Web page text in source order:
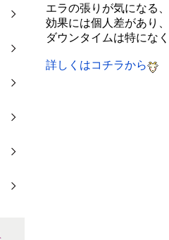
エラの張りが気になる
効果には個人差があり
ダウンタイムは特にな
詳しくはコチラから